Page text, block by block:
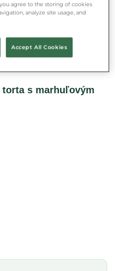
osoľ a okoreň podľa
bola dobre pokrytá. Jablká
k tekvici. Všetko vari, kým
mixérom. Nakoniec pridaj
torta s marhuľovým
agree to the storing of cookies
analyze site usage, and
Accept All Cookies